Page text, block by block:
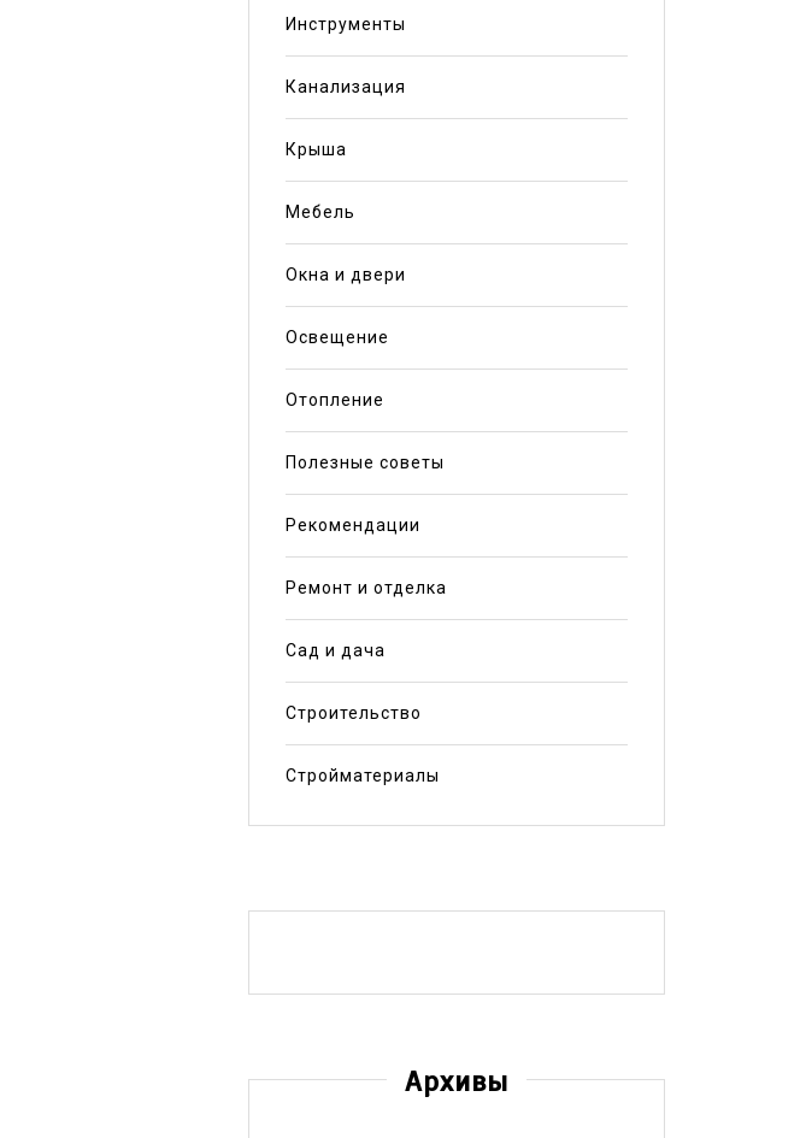
Инструменты
Канализация
Крыша
Мебель
Окна и двери
Освещение
Отопление
Полезные советы
Рекомендации
Ремонт и отделка
Сад и дача
Строительство
Стройматериалы
Архивы